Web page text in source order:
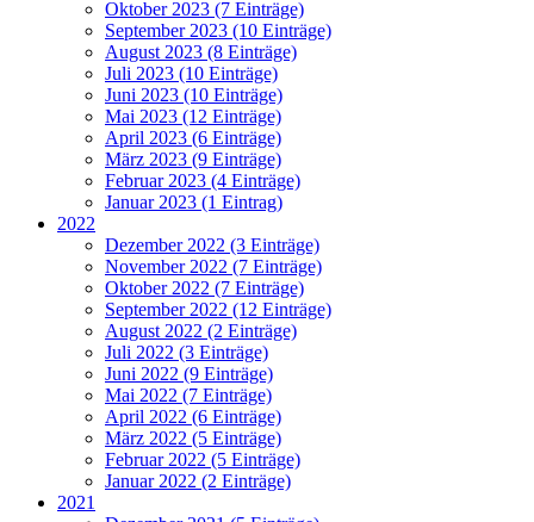
Oktober 2023 (7 Einträge)
September 2023 (10 Einträge)
August 2023 (8 Einträge)
Juli 2023 (10 Einträge)
Juni 2023 (10 Einträge)
Mai 2023 (12 Einträge)
April 2023 (6 Einträge)
März 2023 (9 Einträge)
Februar 2023 (4 Einträge)
Januar 2023 (1 Eintrag)
2022
Dezember 2022 (3 Einträge)
November 2022 (7 Einträge)
Oktober 2022 (7 Einträge)
September 2022 (12 Einträge)
August 2022 (2 Einträge)
Juli 2022 (3 Einträge)
Juni 2022 (9 Einträge)
Mai 2022 (7 Einträge)
April 2022 (6 Einträge)
März 2022 (5 Einträge)
Februar 2022 (5 Einträge)
Januar 2022 (2 Einträge)
2021